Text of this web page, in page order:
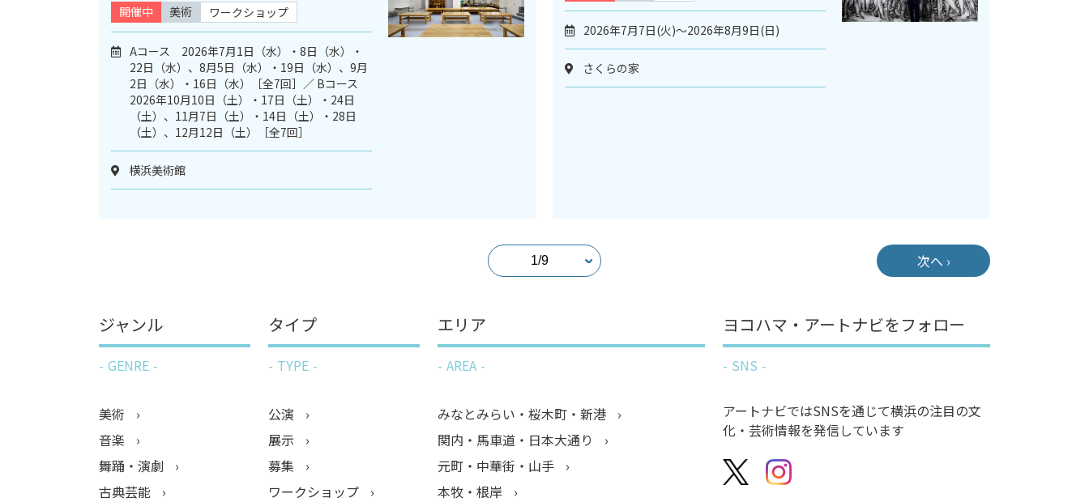
開催中 美術 ワークショップ
Aコース 2026年7月1日（水）・8日（水）・
22日（水）、8月5日（水）・19日（水）、9月
2日（水）・16日（水）［全7回］／ Bコース
2026年10月10日（土）・17日（土）・24日
（土）、11月7日（土）・14日（土）・28日
（土）、12月12日（土）［全7回］
横浜美術館
2026年7月7日(火)～2026年8月9日(日)
さくらの家
次へ ›
ジャンル
GENRE
美術
音楽
舞踊・演劇
古典芸能
タイプ
TYPE
公演
展示
募集
ワークショップ
エリア
AREA
みなとみらい・桜木町・新港
関内・馬車道・日本大通り
元町・中華街・山手
本牧・根岸
ヨコハマ・アートナビをフォロー
SNS
アートナビではSNSを通じて横浜の注目の文
化・芸術情報を発信しています